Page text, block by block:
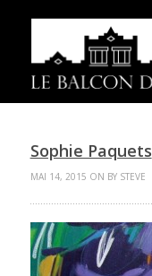
Sophie Paquets
MAI 14, 2015 ON BY STEVE